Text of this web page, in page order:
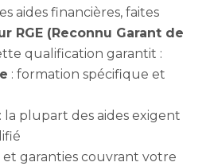
aides financières, faites
RGE (Reconnu Garant de
qualification garantit :
: formation spécifique et
: la plupart des aides exigent
et garanties couvrant votre